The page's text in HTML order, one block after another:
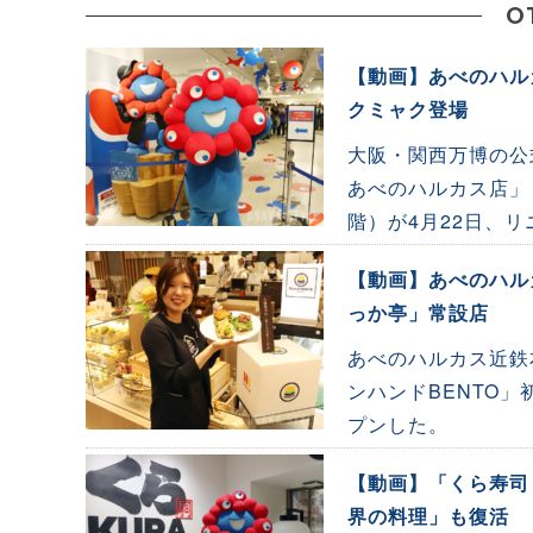
【動画】あべのハ
クミャク登場
大阪・関西万博の
あべのハルカス店
階）が4月22日、リ
【動画】あべのハ
っか亭」常設店
あべのハルカス近
ンハンドBENTO」
プンした。
【動画】「くら寿
界の料理」も復活